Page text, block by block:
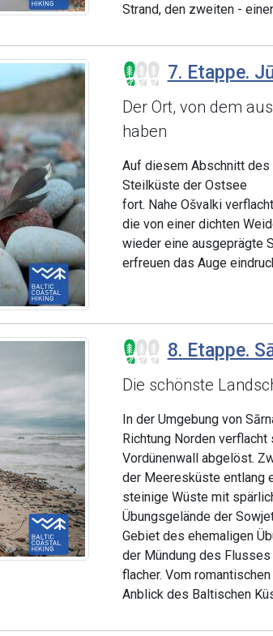
Strand, den zweiten -
7. Etappe.
Der Ort, von dem
haben
Auf diesem Abschnitt
Steilküste der Ostsee
fort. Nahe Ošvalki
die von einer dichten
wieder eine ausgeprägte
erfreuen das Auge
8. Etappe.
Die schönste
In der Umgebung von
Richtung Norden
Vordünenwall abgelöst.
der Meeresküste entlang
steinige Wüste mit
Übungsgelände der
Gebiet des ehemaligen
der Mündung des
flacher. Vom
Anblick des Baltischen